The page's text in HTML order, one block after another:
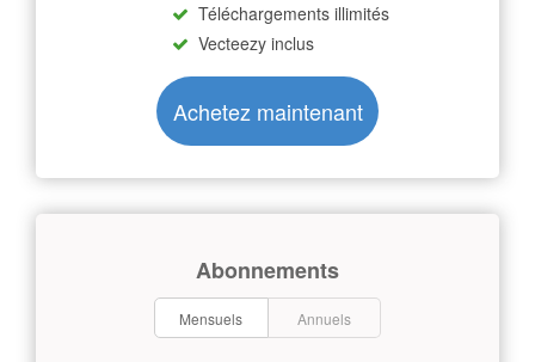
Téléchargements illimités
Vecteezy inclus
Achetez maintenant
Abonnements
Mensuels Annuels